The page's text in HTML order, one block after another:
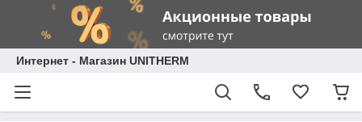
Интернет - Магазин UNITHERM